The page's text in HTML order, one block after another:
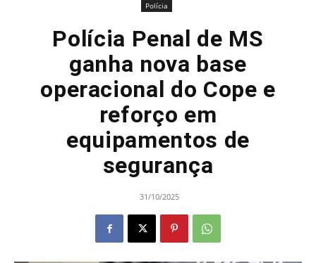
Polícia
Polícia Penal de MS
ganha nova base
operacional do Cope e
reforço em
equipamentos de
segurança
31/10/2025